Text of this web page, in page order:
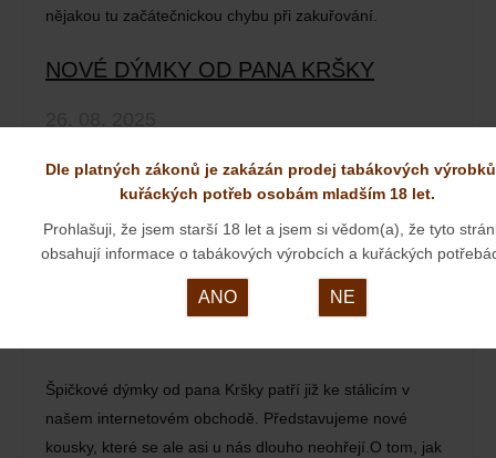
nějakou tu začátečnickou chybu při zakuřování.
NOVÉ DÝMKY OD PANA KRŠKY
Špičkové dýmky od pana Kršky patří již ke stálicím v
našem internetovém obchodě. Představujeme nové
kousky, které se ale asi u nás dlouho neohřejí.O tom, jak
Dle platných zákonů je zakázán prodej tabákových
kuřáckých potřeb osobám mladším 18 let.
Prohlašuji, že jsem starší 18 let a jsem si vědom(a), že tyto
obsahují informace o tabákových výrobcích a kuřáckých
ANO NE